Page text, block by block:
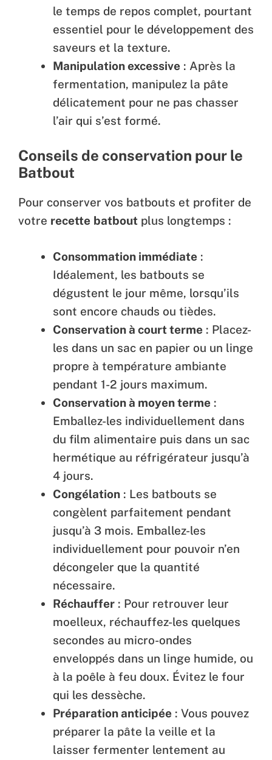
le temps de repos complet, pourtant
essentiel pour le développement des
saveurs et la texture.
Manipulation excessive : Après la
fermentation, manipulez la pâte
délicatement pour ne pas chasser
l’air qui s’est formé.
Conseils de conservation pour le
Batbout
Pour conserver vos batbouts et profiter de
votre recette batbout plus longtemps :
Consommation immédiate :
Idéalement, les batbouts se
dégustent le jour même, lorsqu’ils
sont encore chauds ou tièdes.
Conservation à court terme : Placez-
les dans un sac en papier ou un linge
propre à température ambiante
pendant 1-2 jours maximum.
Conservation à moyen terme :
Emballez-les individuellement dans
du film alimentaire puis dans un sac
hermétique au réfrigérateur jusqu’à
4 jours.
Congélation : Les batbouts se
congèlent parfaitement pendant
jusqu’à 3 mois. Emballez-les
individuellement pour pouvoir n’en
décongeler que la quantité
nécessaire.
Réchauffer : Pour retrouver leur
moelleux, réchauffez-les quelques
secondes au micro-ondes
enveloppés dans un linge humide, ou
à la poêle à feu doux. Évitez le four
qui les dessèche.
Préparation anticipée : Vous pouvez
préparer la pâte la veille et la
laisser fermenter lentement au